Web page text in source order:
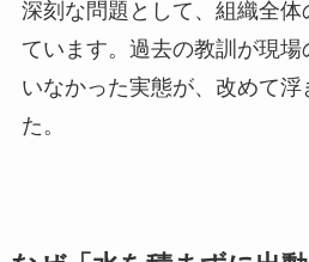
深刻な問題として、組織全
ています。過去の教訓が現
いなかった実態が、改めて浮
た。